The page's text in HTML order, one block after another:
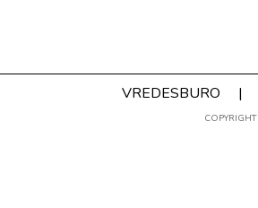
VREDESBURO |
COPYRIGHT